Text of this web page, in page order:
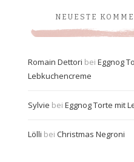
NEUESTE
Romain Dettori bei Eggnog
Lebkuchencreme
Sylvie bei Eggnog Torte mit
Lölli bei Christmas Negroni